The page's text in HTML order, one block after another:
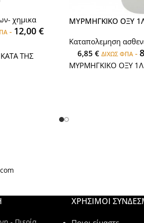
χημικα
- 12,00 €
ΤΗΣ
ΜΥΡΜΗΓΚΙΚΟ ΟΞΥ
Καταπολεμηση
6,85 € ΔΙΧΩΣ ΦΠΑ-
ΜΥΡΜΗΓΚΙΚΟ ΟΞΥ 1Λ
ΧΡΉΣΙΜΟΙ